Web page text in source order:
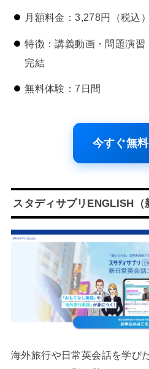
月額料金：3,278円（税込）
特徴：講義動画・問題演
完結
無料体験：7日間
今すぐ無
スタディサプリENGLISH（
海外旅行や日常英会話を学び